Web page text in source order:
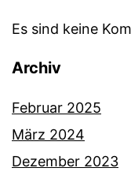
Es sind keine
Archiv
Februar 2025
März 2024
Dezember 2023